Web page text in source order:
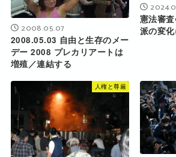
2008.05.07
2008.05.03 自由と生存のメー
デー 2008 プレカリアートは
増殖／連結する
憲法審
派の変
人権と尊厳